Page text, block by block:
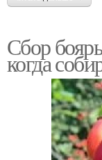
Сбор
когда